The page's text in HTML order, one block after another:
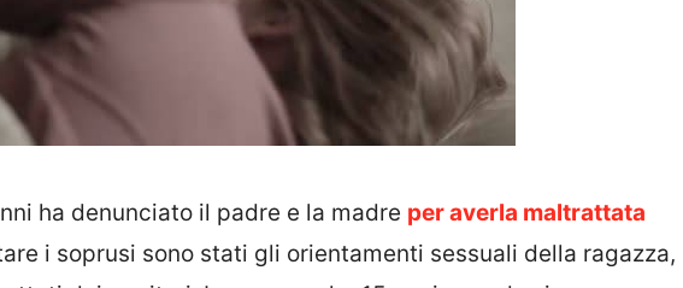
ha denunciato il padre e la madre per averla maltrattata
i soprusi sono stati gli orientamenti sessuali della ragazza,